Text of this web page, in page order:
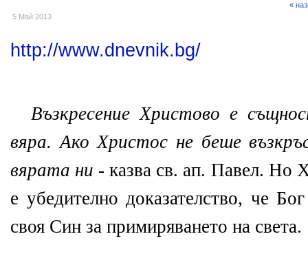
5 Май 2013
«
http://www.dnevnik.bg/
Възкресение Христово е
вяра. Ако Христос не беше
вярата ни - казва св. ап. Павел. Но
е убедително доказателство, че
своя Син за примиряването на света.